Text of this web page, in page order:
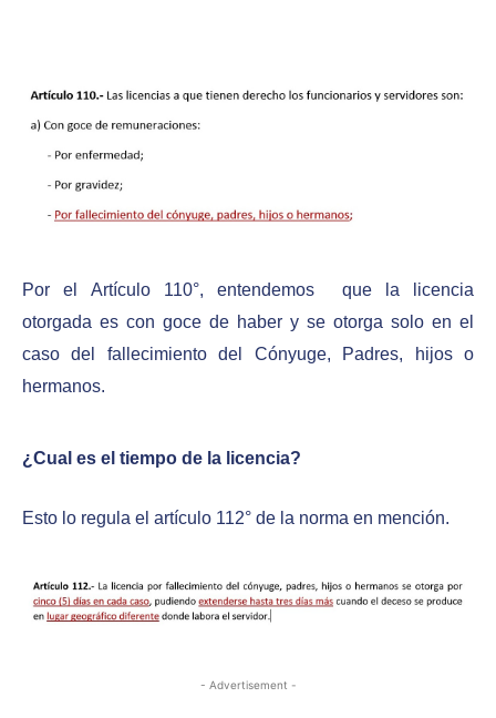
Por el Artículo 110°, entendemos que la licencia
otorgada es con goce de haber y se otorga solo en el
caso del fallecimiento del Cónyuge, Padres, hijos o
hermanos.
¿Cual es el tiempo de la licencia?
Esto lo regula el artículo 112° de la norma en mención.
- Advertisement -